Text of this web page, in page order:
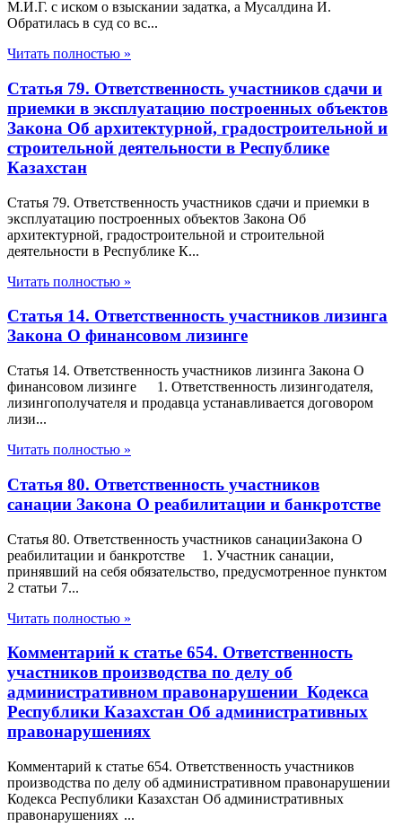
М.И.Г. с иском о взыскании задатка, а Мусалдина И.
Обратилась в суд со вс...
Читать полностью »
Статья 79. Ответственность участников сдачи и
приемки в эксплуатацию построенных объектов
Закона Об архитектурной, градостроительной и
строительной деятельности в Республике
Казахстан
Статья 79. Ответственность участников сдачи и приемки в
эксплуатацию построенных объектов Закона Об
архитектурной, градостроительной и строительной
деятельности в Республике К...
Читать полностью »
Статья 14. Ответственность участников лизинга
Закона О финансовом лизинге
Статья 14. Ответственность участников лизинга Закона О
финансовом лизинге 1. Ответственность лизингодателя,
лизингополучателя и продавца устанавливается договором
лизи...
Читать полностью »
Статья 80. Ответственность участников
санации Закона О реабилитации и банкротстве
Статья 80. Ответственность участников санацииЗакона О
реабилитации и банкротстве 1. Участник санации,
принявший на себя обязательство, предусмотренное пунктом
2 статьи 7...
Читать полностью »
Комментарий к статье 654. Ответственность
участников производства по делу об
административном правонарушении Кодекса
Республики Казахстан Об административных
правонарушениях
Комментарий к статье 654. Ответственность участников
производства по делу об административном правонарушении
Кодекса Республики Казахстан Об административных
правонарушениях ...